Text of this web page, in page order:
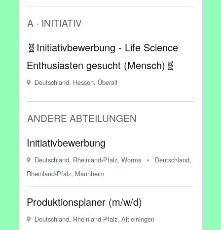
A - INITIATIV
🧬Initiativbewerbung - Life Science
Enthusiasten gesucht (Mensch)🧬
Deutschland, Hessen, Überall
ANDERE ABTEILUNGEN
Initiativbewerbung
Deutschland, Rheinland-Pfalz, Worms •
Deutschland,
Rheinland-Pfalz, Mannheim
Produktionsplaner (m/w/d)
Deutschland, Rheinland-Pfalz, Altleiningen